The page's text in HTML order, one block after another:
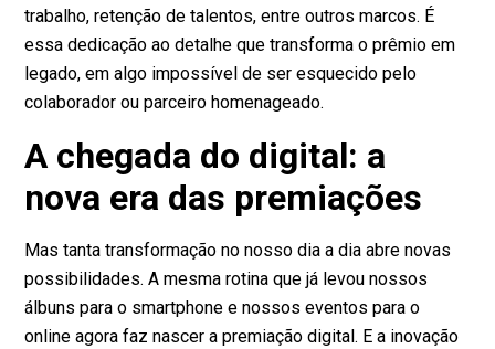
trabalho, retenção de talentos, entre outros marcos. É
essa dedicação ao detalhe que transforma o prêmio em
legado, em algo impossível de ser esquecido pelo
colaborador ou parceiro homenageado.
A chegada do digital: a
nova era das premiações
Mas tanta transformação no nosso dia a dia abre novas
possibilidades. A mesma rotina que já levou nossos
álbuns para o smartphone e nossos eventos para o
online agora faz nascer a premiação digital. E a inovação